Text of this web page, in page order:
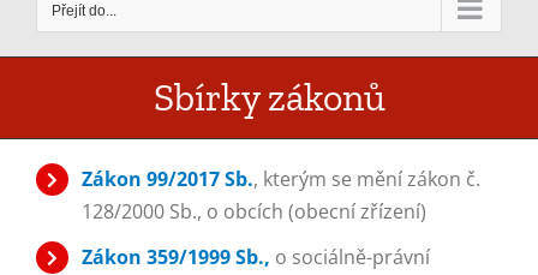
Přejít do...
Sbírky zákonů
Zákon 99/2017 Sb., kterým se mění zákon č.
128/2000 Sb., o obcích (obecní zřízení)
Zákon 359/1999 Sb., o sociálně-právní